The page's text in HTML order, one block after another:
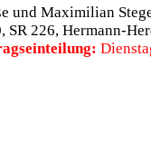
und Maximilian
SR 226, Hermann-